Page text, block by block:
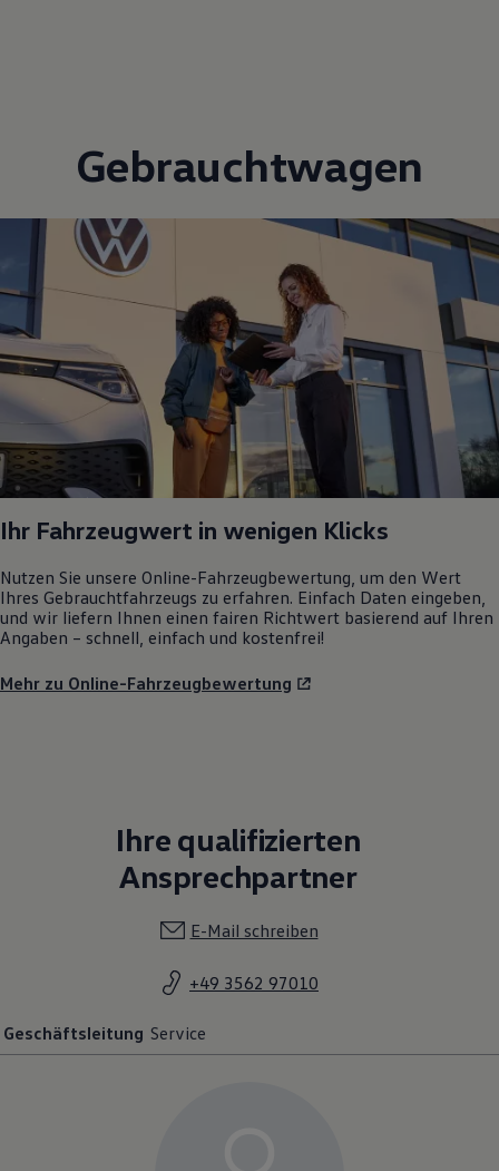
Gebrauchtwagen
Ihr Fahrzeugwert in wenigen Klicks
Nutzen Sie unsere Online-Fahrzeugbewertung, um den Wert
Ihres Gebrauchtfahrzeugs zu erfahren. Einfach Daten eingeben,
und wir liefern Ihnen einen fairen Richtwert basierend auf Ihren
Angaben – schnell, einfach und kostenfrei!
Mehr zu Online-Fahrzeugbewertung
Ihre qualifizierten
Ansprechpartner
E-Mail schreiben
+49 3562 97010
Geschäftsleitung Service